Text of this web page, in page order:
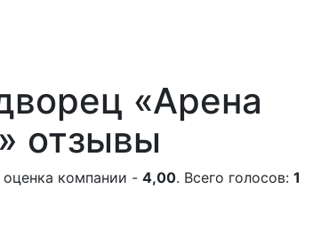
«Арена
отзывы
оценка компании - 4,00. Всего голосов: 1